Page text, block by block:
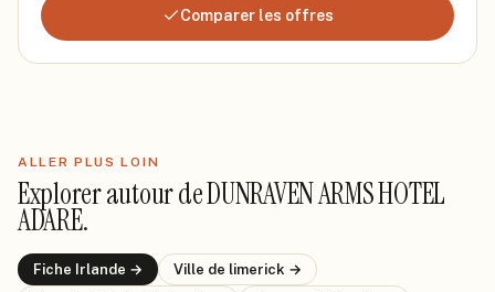
Comparer les offres
ALLER PLUS LOIN
Explorer autour deDUNRAVEN ARMS HOTEL
ADARE.
Fiche Irlande → Ville de limerick →